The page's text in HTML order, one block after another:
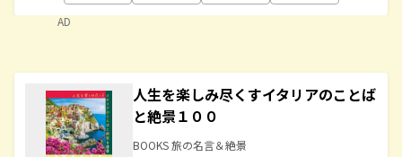
AD
人生を楽しみ尽くすイタリアのことば
と絶景１００
BOOKS 旅の名言＆絶景